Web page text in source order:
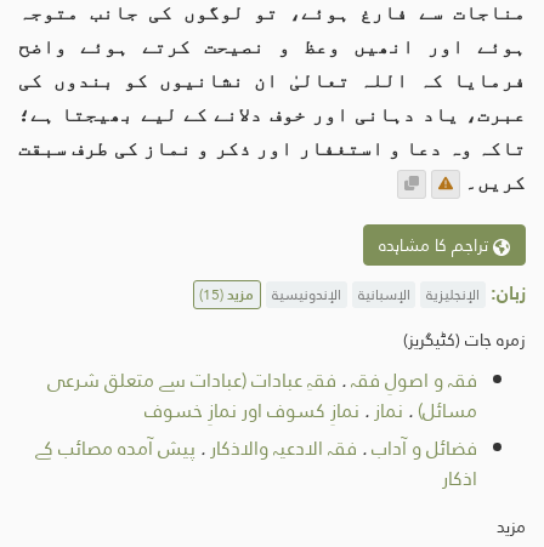
مناجات سے فارغ ہوئے، تو لوگوں کی جانب متوجہ
ہوئے اور انھیں وعظ و نصیحت کرتے ہوئے واضح
فرمایا کہ اللہ تعالیٰ ان نشانیوں کو بندوں کی
عبرت، یاد دہانی اور خوف دلانے کے لیے بھیجتا ہے؛
تاکہ وہ دعا و استغفار اور ذکر و نماز کی طرف سبقت
کریں۔
تراجم کا مشاہدہ
زبان: الإنجليزية الإسبانية الإندونيسية مزید(15)
زمرہ جات (کٹیگریز)
فقہ و اصولِ فقہ. فقہِ عبادات (عبادات سے متعلق شرعی
مسائل). نماز . نمازِ کسوف اور نمازِ خسوف
فضائل و آداب. فقہ الادعیہ والاذکار . پیش آمدہ مصائب کے
اذکار
مزید